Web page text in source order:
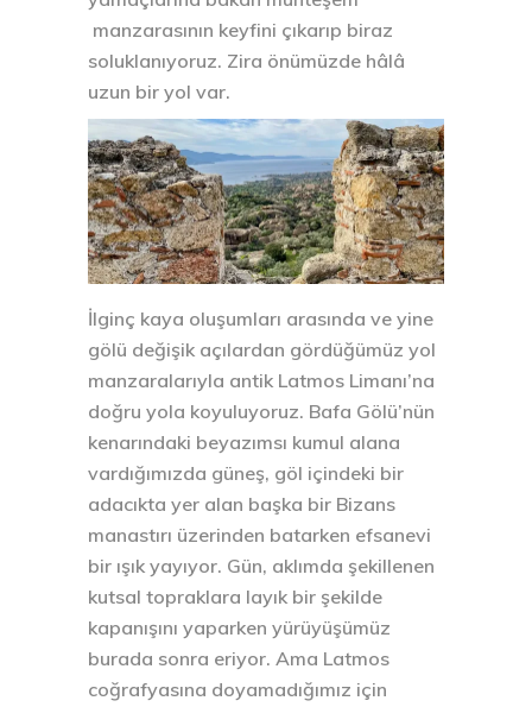
manzarasının keyfini çıkarıp biraz
soluklanıyoruz. Zira önümüzde hâlâ
uzun bir yol var.
İlginç kaya oluşumları arasında ve yine
gölü değişik açılardan gördüğümüz yol
manzaralarıyla antik Latmos Limanı’na
doğru yola koyuluyoruz. Bafa Gölü’nün
kenarındaki beyazımsı kumul alana
vardığımızda güneş, göl içindeki bir
adacıkta yer alan başka bir Bizans
manastırı üzerinden batarken efsanevi
bir ışık yayıyor. Gün, aklımda şekillenen
kutsal topraklara layık bir şekilde
kapanışını yaparken yürüyüşümüz
burada sonra eriyor. Ama Latmos
coğrafyasına doyamadığımız için